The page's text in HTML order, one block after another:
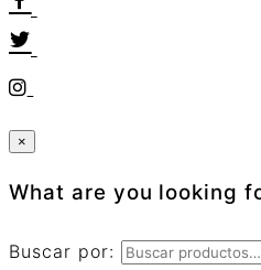
×
What are you looking
Buscar por: